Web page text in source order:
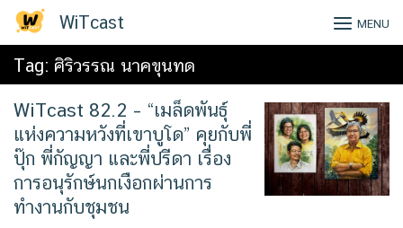
Skip
WiTcast MENU
Tag: ศิริวรรณ นาคขุนทด
WiTcast 82.2 – “เมล็ดพันธุ์
แห่งความหวังที่เขาบูโด” คุยกับพี่
ปุ๊ก พี่กัญญา และพี่ปรีดา เรื่อง
การอนุรักษ์นกเงือกผ่านการ
ทำงานกับชุมชน